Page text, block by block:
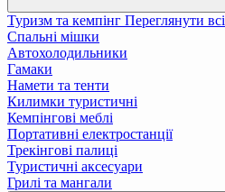
Туризм та кемпінг Переглянути всі
Спальні мішки
Автохолодильники
Гамаки
Намети та тенти
Килимки туристичні
Кемпінгові меблі
Портативні електростанції
Трекінгові палиці
Туристичні аксесуари
Грилі та мангали